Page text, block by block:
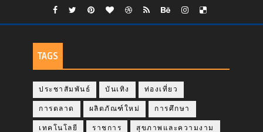
TAGS
ประชาสัมพันธ์ บันเทิง ท่องเที่ยว
การตลาด ผลิตภัณฑ์ใหม่ การศึกษา
เทคโนโลยี ราชการ สุขภาพและความงาม